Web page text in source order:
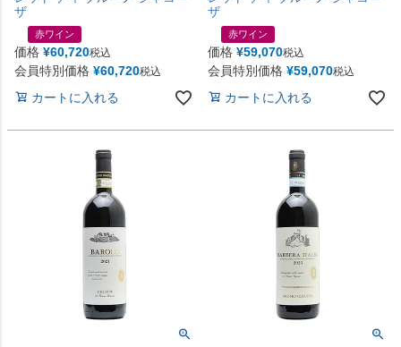
ザ
赤ワイン
価格 ¥60,720税込
会員特別価格 ¥60,720税込
カートに入れる
ザ
赤ワイン
価格 ¥59,070税込
会員特別価格 ¥59,070税込
カートに入れる